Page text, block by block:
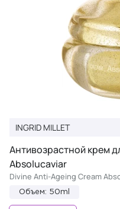
INGRID MILLET
Антивозрастной крем
Absolucaviar
Divine Anti-Ageing Cream
Объем: 50ml